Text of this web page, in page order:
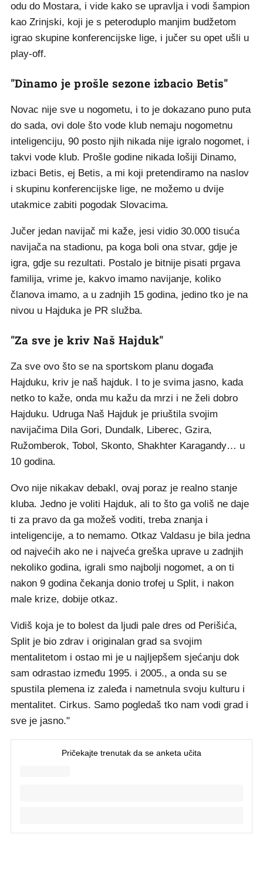
odu do Mostara, i vide kako se upravlja i vodi šampion
kao Zrinjski, koji je s peteroduplo manjim budžetom
igrao skupine konferencijske lige, i jučer su opet ušli u
play-off.
"Dinamo je prošle sezone izbacio Betis"
Novac nije sve u nogometu, i to je dokazano puno puta
do sada, ovi dole što vode klub nemaju nogometnu
inteligenciju, 90 posto njih nikada nije igralo nogomet, i
takvi vode klub. Prošle godine nikada lošiji Dinamo,
izbaci Betis, ej Betis, a mi koji pretendiramo na naslov
i skupinu konferencijske lige, ne možemo u dvije
utakmice zabiti pogodak Slovacima.
Jučer jedan navijač mi kaže, jesi vidio 30.000 tisuća
navijača na stadionu, pa koga boli ona stvar, gdje je
igra, gdje su rezultati. Postalo je bitnije pisati prgava
familija, vrime je, kakvo imamo navijanje, koliko
članova imamo, a u zadnjih 15 godina, jedino tko je na
nivou u Hajduka je PR služba.
"Za sve je kriv Naš Hajduk"
Za sve ovo što se na sportskom planu događa
Hajduku, kriv je naš hajduk. I to je svima jasno, kada
netko to kaže, onda mu kažu da mrzi i ne želi dobro
Hajduku. Udruga Naš Hajduk je priuštila svojim
navijačima Dila Gori, Dundalk, Liberec, Gzira,
Ružomberok, Tobol, Skonto, Shakhter Karagandy… u
10 godina.
Ovo nije nikakav debakl, ovaj poraz je realno stanje
kluba. Jedno je voliti Hajduk, ali to što ga voliš ne daje
ti za pravo da ga možeš voditi, treba znanja i
inteligencije, a to nemamo. Otkaz Valdasu je bila jedna
od najvećih ako ne i najveća greška uprave u zadnjih
nekoliko godina, igrali smo najbolji nogomet, a on ti
nakon 9 godina čekanja donio trofej u Split, i nakon
male krize, dobije otkaz.
Vidiš koja je to bolest da ljudi pale dres od Perišića,
Split je bio zdrav i originalan grad sa svojim
mentalitetom i ostao mi je u najljepšem sjećanju dok
sam odrastao između 1995. i 2005., a onda su se
spustila plemena iz zaleđa i nametnula svoju kulturu i
mentalitet. Cirkus. Samo pogledaš tko nam vodi grad i
sve je jasno."